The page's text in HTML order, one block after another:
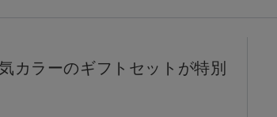
ラーのギフトセットが特別